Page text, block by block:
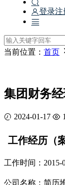
登录注
当前位置： 首页
集团财务
2024-01-17
工作经历（
工作时间：2015-
公司名称：简历